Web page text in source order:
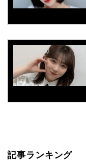
記事ランキング